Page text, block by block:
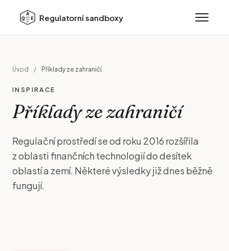
Regulatorní sandboxy
Úvod / Příklady ze zahraničí
INSPIRACE
Příklady ze zahraničí
Regulační prostředí se od roku 2016 rozšířila
z oblasti finančních technologií do desítek
oblastí a zemí. Některé výsledky již dnes běžně
fungují.